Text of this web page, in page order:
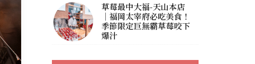
草莓最中大福-天山本店
｜福岡太宰府必吃美食！
季節限定巨無霸草莓咬下
爆汁